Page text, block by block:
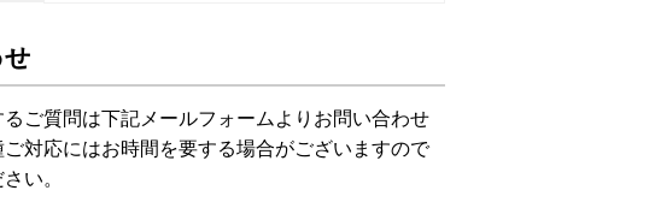
るご質問は下記メールフォームよりお問い合わせ
ご対応にはお時間を要する場合がございますので
い。